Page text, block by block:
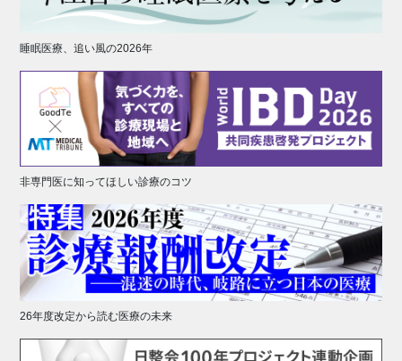
睡眠医療、追い風の2026年
非専門医に知ってほしい診療のコツ
26年度改定から読む医療の未来